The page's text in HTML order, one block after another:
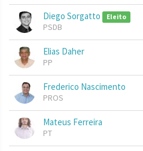
Diego Sorgatto Eleito
PSDB
Elias Daher
PP
Frederico Nascimento
PROS
Mateus Ferreira
PT